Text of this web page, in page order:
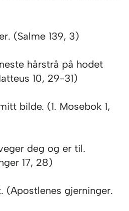
(Salme 139, 3)
hårstrå på hodet
10, 29-31)
bilde. (1. Mosebok 1,
deg og er til.
17, 28)
(Apostlenes gjerninger.